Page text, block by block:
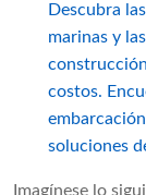
Descubra
marinas y
costos.
soluciones
Imagínese lo